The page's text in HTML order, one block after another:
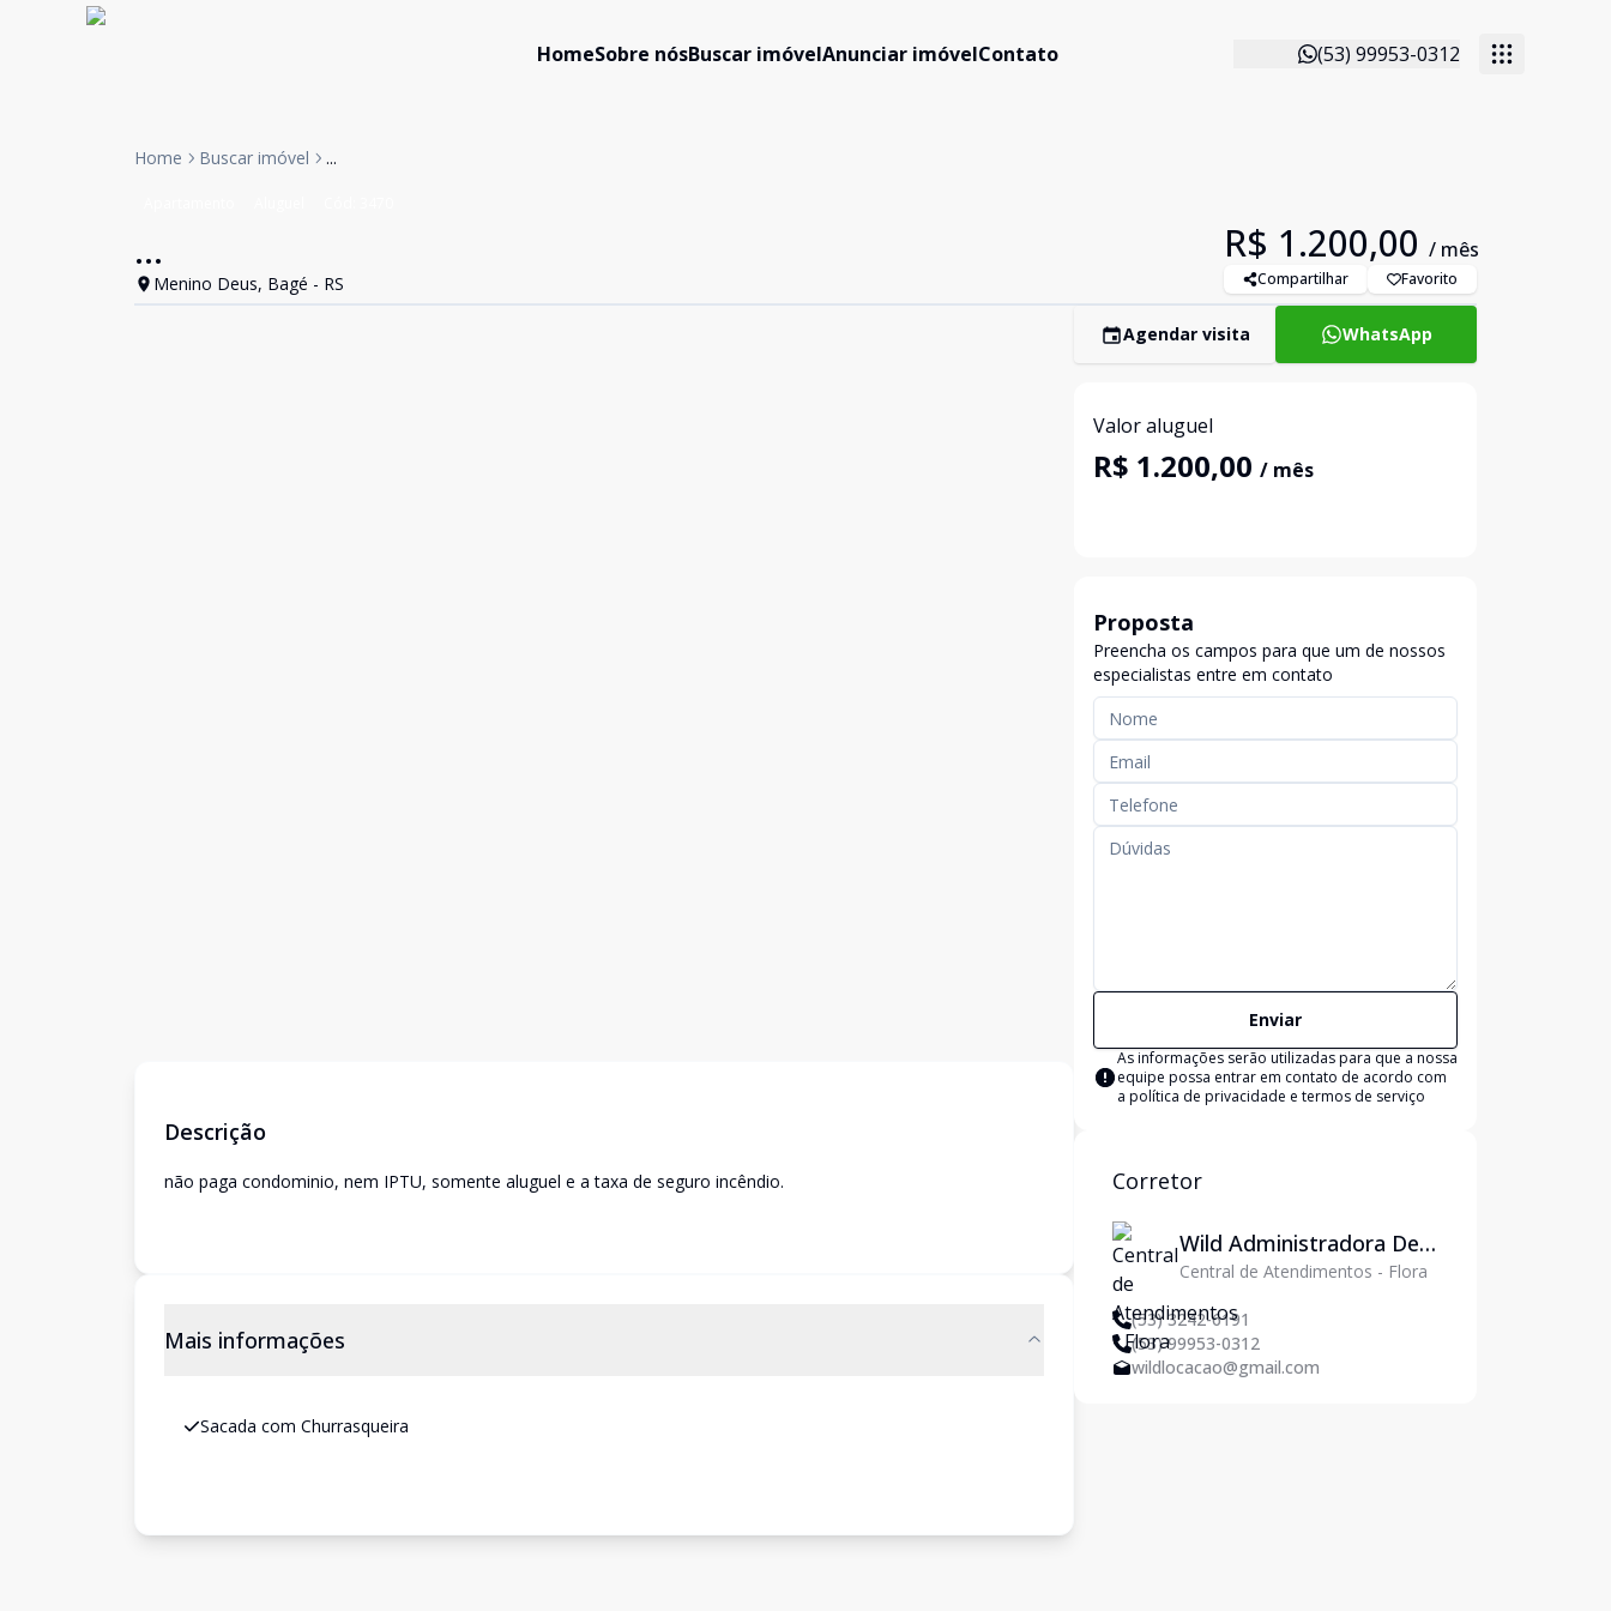
HomeSobre nósBuscar imóvelAnunciar imóvelContato (53) 99953-0312
Home Buscar imóvel ...
...
Menino Deus, Bagé - RS
R$ 1.200,00 / mês
Compartilhar Favorito
Descrição
não paga condominio, nem IPTU, somente aluguel e a taxa de seguro incêndio.
Mais informações
Sacada com Churrasqueira
Agendar visita WhatsApp
Valor aluguel
R$ 1.200,00 / mês
Proposta
Preencha os campos para que um de nossos
especialistas entre em contato
Enviar
As informações serão utilizadas para que a nossa
equipe possa entrar em contato de acordo com
a política de privacidade e termos de serviço
Corretor
Wild Administradora De
Imóveis Ltda
Central de Atendimentos - Flora
(53) 3242-6191
(53) 99953-0312
wildlocacao@gmail.com